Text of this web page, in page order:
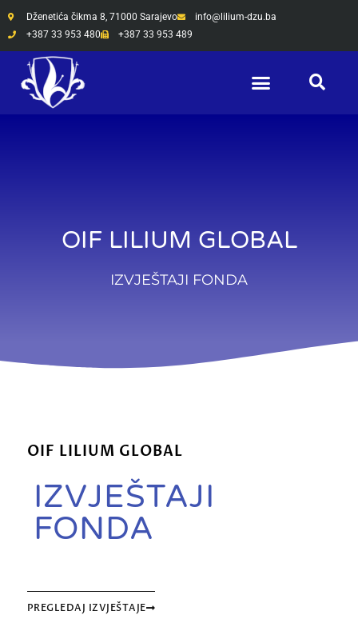
content
Dženetića čikma 8, 71000 Sarajevo
info@lilium-dzu.ba
+387 33 953 480
+387 33 953 489
OIF LILIUM GLOBAL
IZVJEŠTAJI FONDA
OIF LILIUM GLOBAL
IZVJEŠTAJI
FONDA
PREGLEDAJ IZVJEŠTAJE